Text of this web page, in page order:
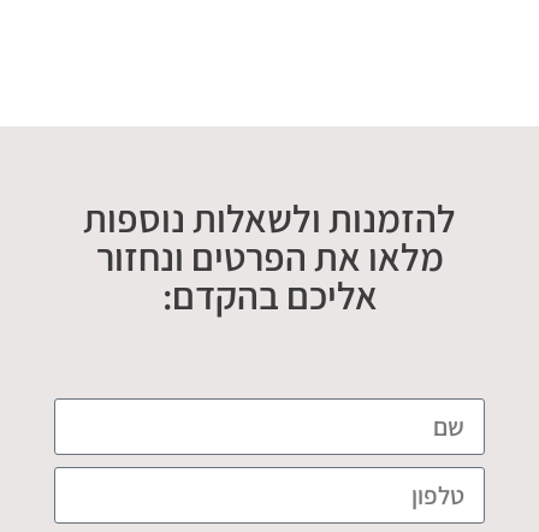
להזמנות ולשאלות נוספות
מלאו את הפרטים ונחזור
אליכם בהקדם: